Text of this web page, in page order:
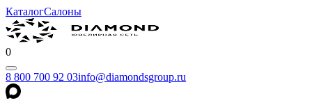
КаталогСалоны
0
8 800 700 92 03info@diamondsgroup.ru